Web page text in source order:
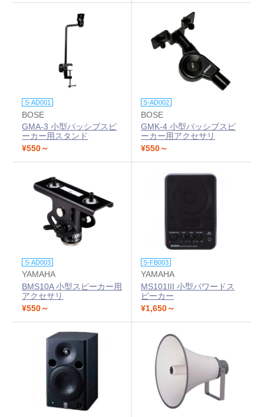
S-AD001
BOSE
GMA-3 小型パッシブスピ
ーカー用スタンド
¥550～
S-AD002
BOSE
GMK-4 小型パッシブスピ
ーカー用アクセサリ
¥550～
S-AD003
YAMAHA
BMS10A 小型スピーカー用
アクセサリ
¥550～
S-FB003
YAMAHA
MS101III 小型パワードス
ピーカー
¥1,650～